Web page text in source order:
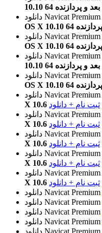
دانلود Navicat Premium
دانلود Navicat Premium
دانلود Navicat Premium
دانلود Navicat Premium
دانلود Navicat Premium
ثبت نام + دانلود
دانلود Navicat Premium
ثبت نام + دانلود
دانلود Navicat Premium
ثبت نام + دانلود
دانلود Navicat Premium
ثبت نام + دانلود
دانلود Navicat Premium
ثبت نام + دانلود
دانلود Navicat Premium
دانلود Navicat Premium
دانلود Navicat Premium
دانلود Navicat Premium
دانلود Navicat Premium